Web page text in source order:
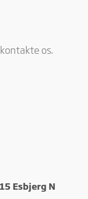
og rapportere
på tværs af
der er relevante og
os.
Esbjerg N